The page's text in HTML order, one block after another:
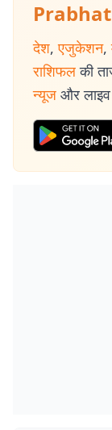
देश, एजुकेशन,
राशिफल की
न्यूज और